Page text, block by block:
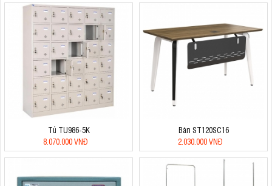
Tủ TU986-5K
8.070.000 VNĐ
Bàn ST120SC16
2.030.000 VNĐ